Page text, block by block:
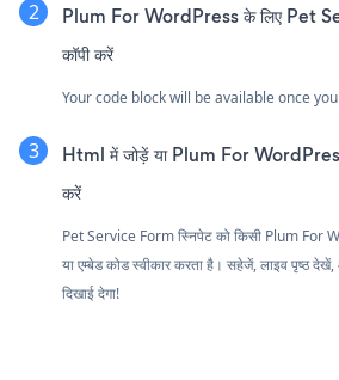
Plum For WordPress के लिए Pet
कॉपी करें
Your code block will be available once
Html में जोड़ें या Plum For WordPress
करें
Pet Service Form स्निपेट को किसी Plum For
या एम्बेड कोड स्वीकार करता है। सहेजें, लाइव पृष्ठ
दिखाई देगा!